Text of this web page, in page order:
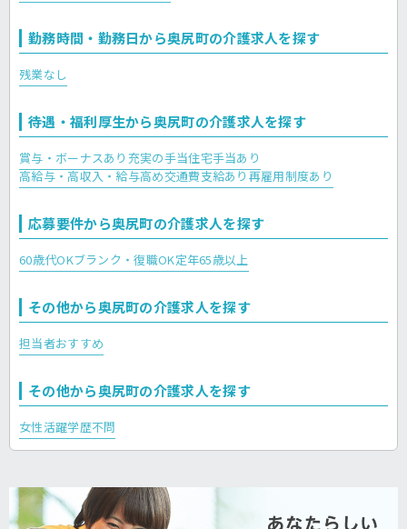
勤務時間・勤務日から奥尻町の介護求人を探す
残業なし
待遇・福利厚生から奥尻町の介護求人を探す
賞与・ボーナスあり 充実の手当住宅手当あり
高給与・高収入・給与高め交通費支給あり再雇用制度あり
応募要件から奥尻町の介護求人を探す
60歳代OKブランク・復職OK定年65歳以上
その他から奥尻町の介護求人を探す
担当者おすすめ
その他から奥尻町の介護求人を探す
女性活躍学歴不問